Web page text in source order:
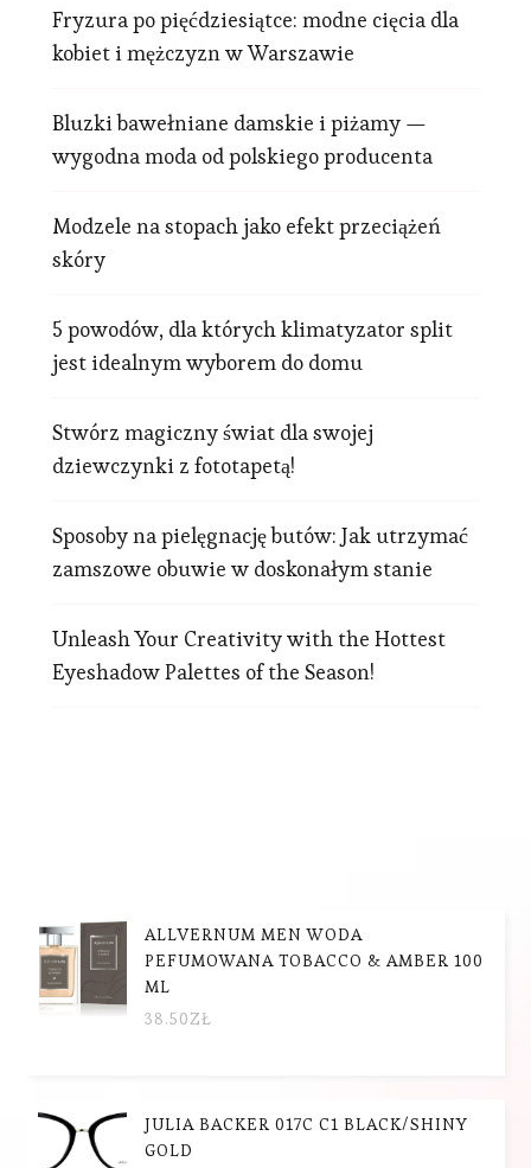
Fryzura po pięćdziesiątce: modne cięcia dla
kobiet i mężczyzn w Warszawie
Bluzki bawełniane damskie i piżamy —
wygodna moda od polskiego producenta
Modzele na stopach jako efekt przeciążeń
skóry
5 powodów, dla których klimatyzator split
jest idealnym wyborem do domu
Stwórz magiczny świat dla swojej
dziewczynki z fototapetą!
Sposoby na pielęgnację butów: Jak utrzymać
zamszowe obuwie w doskonałym stanie
Unleash Your Creativity with the Hottest
Eyeshadow Palettes of the Season!
ALLVERNUM MEN WODA
PEFUMOWANA TOBACCO & AMBER 100
ML
38.50ZŁ
JULIA BACKER 017C C1 BLACK/SHINY
GOLD